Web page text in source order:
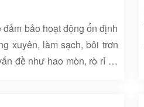
bảo hoạt động ổn định
xuyên, làm sạch, bôi trơn
đề như hao mòn, rò rỉ và